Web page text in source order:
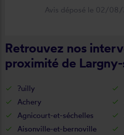
suis satisfait du
de la pose je
Avis déposé le 02/
Retrouvez nos
proximité de
?uilly
Achery
Agnicourt-et-séchelles
Aisonville-et-bernoville